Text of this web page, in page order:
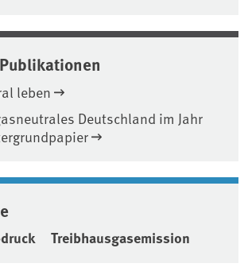
leben
Deutschland im Jahr
Treibhausgasemission